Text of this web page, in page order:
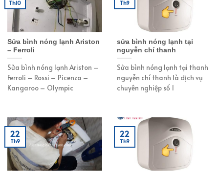
Sửa bình nóng lạnh Ariston
– Ferroli
Sửa bình nóng lạnh Ariston –
Ferroli – Rossi – Picenza –
Kangaroo – Olympic
Th10
sửa bình nóng lạnh tại
nguyễn chí thanh
Sửa bình nóng lạnh tại thanh
nguyễn chí thanh là dịch vụ
chuyên nghiệp số 1
Th9
22
Th9
22
Th9